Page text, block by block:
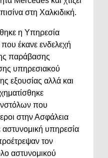
στη Χαλκιδική.
η Υπηρεσία
έκανε ενδελεχή
παράβασης
υπηρεσιακού
εξουσίας αλλά και
που
στην Ασφάλεια
υπηρεσία
τον
αστυνομικού